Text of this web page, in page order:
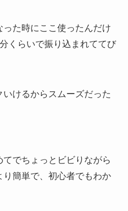
た時にここ使ったんだけ
くらいで振り込まれててび
けるからスムーズだった
でちょっとビビりながら
簡単で、初心者でもわか